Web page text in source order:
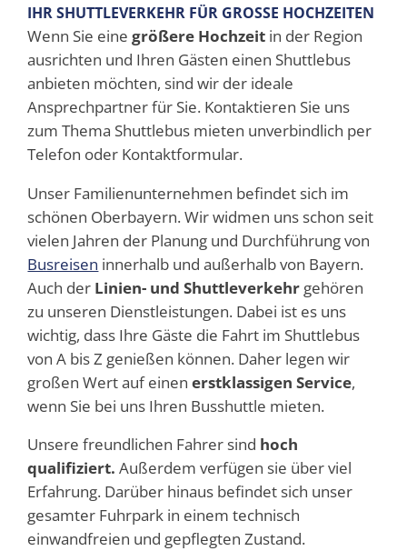
IHR SHUTTLEVERKEHR FÜR GROSSE HOCHZEITEN
Wenn Sie einegrößere Hochzeit in der Region
ausrichten und Ihren Gästen einen Shuttlebus
anbieten möchten, sind wir der ideale
Ansprechpartner für Sie. Kontaktieren Sie uns
zum Thema Shuttlebus mieten unverbindlich per
Telefon oder Kontaktformular.
Unser Familienunternehmen befindet sich im
schönen Oberbayern. Wir widmen uns schon seit
vielen Jahren der Planung und Durchführung von
Busreisen innerhalb und außerhalb von Bayern.
Auch der Linien- und Shuttleverkehr gehören
zu unseren Dienstleistungen. Dabei ist es uns
wichtig, dass Ihre Gäste die Fahrt im Shuttlebus
von A bis Z genießen können. Daher legen wir
großen Wert auf einenerstklassigen Service,
wenn Sie bei uns Ihren Busshuttle mieten.
Unsere freundlichen Fahrer sind hoch
qualifiziert. Außerdem verfügen sie über viel
Erfahrung. Darüber hinaus befindet sich unser
gesamter Fuhrpark in einem technisch
einwandfreien und gepflegten Zustand.